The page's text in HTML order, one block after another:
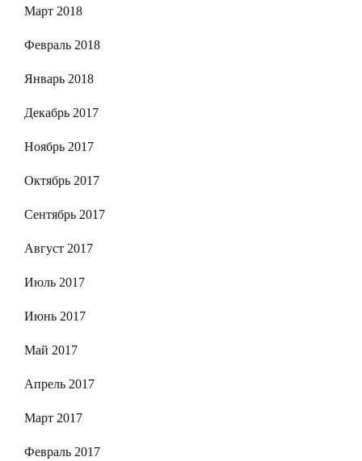
Март 2018
Февраль 2018
Январь 2018
Декабрь 2017
Ноябрь 2017
Октябрь 2017
Сентябрь 2017
Август 2017
Июль 2017
Июнь 2017
Май 2017
Апрель 2017
Март 2017
Февраль 2017